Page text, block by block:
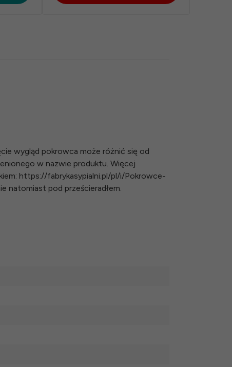
wygląd pokrowca może różnić się od
w nazwie produktu. Więcej
https://fabrykasypialni.pl/pl/i/Pokrowce-
natomiast pod prześcieradłem.